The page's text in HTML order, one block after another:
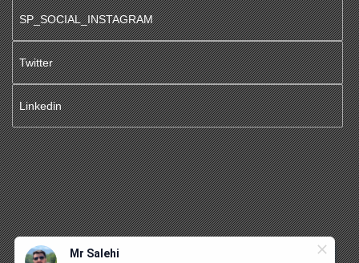
SP_SOCIAL_INSTAGRAM
Twitter
Linkedin
Mr Salehi